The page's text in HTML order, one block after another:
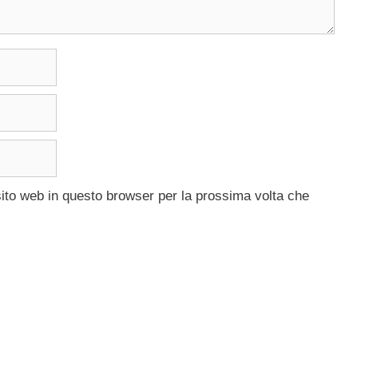
web in questo browser per la prossima volta che